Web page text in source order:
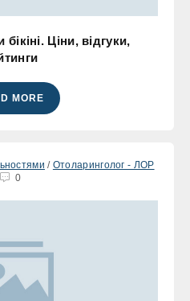
Ціни, відгуки,
MORE
/ Отоларинголог - ЛОР
0